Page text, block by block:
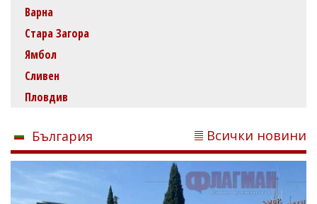
Варна
Стара Загора
Ямбол
Сливен
Пловдив
България Всички новини